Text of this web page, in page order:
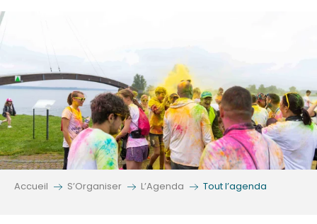
Aller
au
Accueil S’Organiser L’Agenda Tout l’agenda